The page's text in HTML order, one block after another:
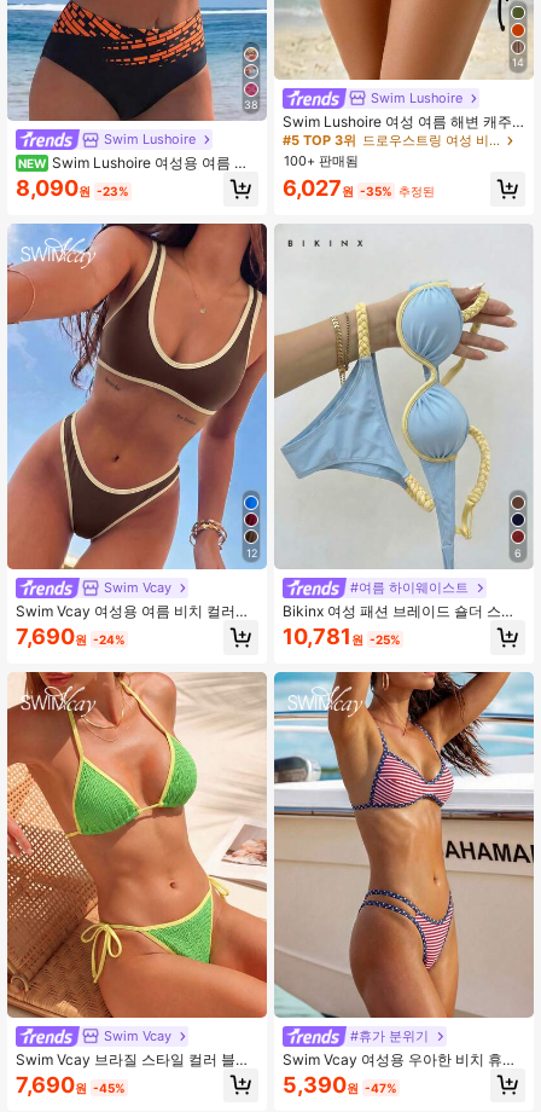
38
Swim Lushoire
NEW Swim Lushoire 여성용 여름 휴
가 비치 로즈 레드 & 화이트 스트라이
프 프린트 탈부착 스파게티 스트랩 밴
8,090원 -23%
12
Swim Vcay
Swim Vcay 여성용 여름 비치 컬러블
록 비키니 탑 및 트라이앵글 하의 투피
스 수영복 세트
7,690원 -24%
Swim Vcay
Swim Vcay 브라질 스타일 컬러 블록
홀터 타이업 비키니 세트
7,690원 -45%
14
Swim Lushoire
Swim Lushoire 여성 여름 해변 캐주
얼 휴가 사이드 드로스트링 러플 헴 블
랙 수영복 하의
#5 TOP 3위
드로우스트링 여성 비키니 하의
100+ 판매됨
6,027원 -35% 추정된
6
#여름 하이웨이스트
Bikinx 여성 패션 브레이드 숄더 스트
랩 비키니 세트, 언더와이어 1피스 탑,
대비 컬러 백 타이 수영복, 휴가 비치
10,781 원 -25%
#휴가 분위기
Swim Vcay 여성용 우아한 비치 휴가
홀터 끈 없는 타이 비키니 세트, 미국
국기 디지털 프린트, 봄, 여름, 가을 미
5,390원 -47%